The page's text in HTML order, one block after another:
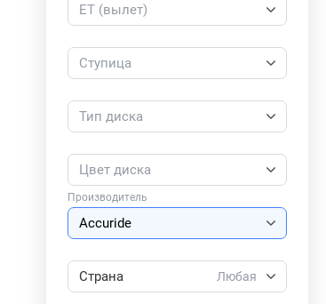
ET (вылет)
Ступица
Тип диска
Цвет диска
Производитель
Страна Любая